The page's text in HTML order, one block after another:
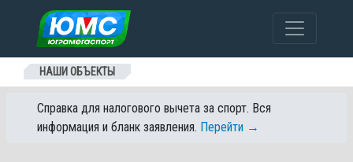
Перейти к содержанию
НАШИ ОБЪЕКТЫ
Справка для налогового вычета за спорт. Вся
информация и бланк заявления. Перейти →